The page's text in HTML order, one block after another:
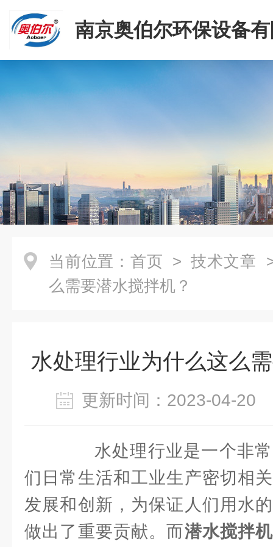
南京奥伯尔环保设备
当前位置： 首页 > 技术文章
么需要潜水搅拌机？
水处理行业为什么这么
更新时间：2023-04-
水处理行业是一个非常
们日常生活和工业生产密切相
发展和创新，为保证人们用水
做出了重要贡献。而潜水搅拌机